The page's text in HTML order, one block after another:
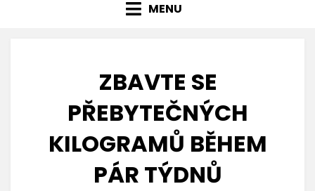
MENU
ZBAVTE SE
PŘEBYTEČNÝCH
KILOGRAMŮ BĚHEM
PÁR TÝDNŮ